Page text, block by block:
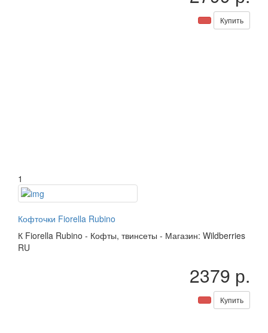
Купить
1
Кофточки Fiorella Rubino
К Fiorella Rubino - Кофты, твинсеты - Магазин: Wildberries
RU
2379 р.
Купить